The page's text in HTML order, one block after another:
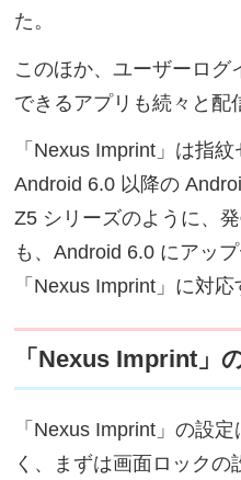
た。
このほか、ユーザーログ
できるアプリも続々と配
「Nexus Imprint」は指
Android 6.0 以降の
Z5 シリーズのように、
も、Android 6.0 にアッ
「Nexus Imprint」に対
「Nexus Imprint」
「Nexus Imprint」の設
く、まずは画面ロックの